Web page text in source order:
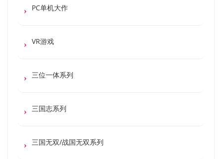
PC单机大作
VR游戏
三位一体系列
三国志系列
三国无双/战国无双系列